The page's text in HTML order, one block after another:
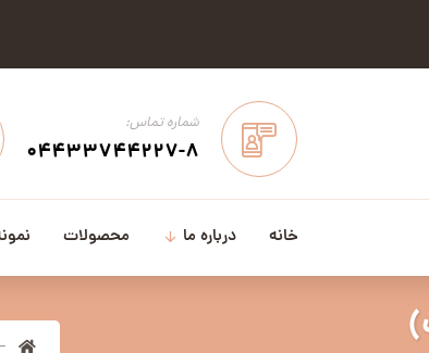
شماره تماس:
04433744227-8
خانه درباره ما محصولات